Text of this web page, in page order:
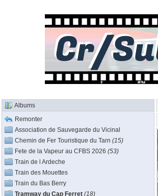
Albums
Remonter
Association de Sauvegarde du Vicinal
Chemin de Fer Touristique du Tarn (15)
Fete de la Vapeur au CFBS 2026 (53)
Train de l Ardeche
Train des Mouettes
Train du Bas Berry
Tramway du Cap Ferret (18)